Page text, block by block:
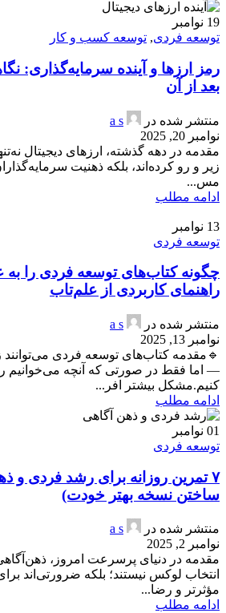
19 نوامبر
توسعه فردی, توسعه کسب و کار
بعد از آن
منتشر شده در
a s
نوامبر 20, 2025
مقدمه در دهه گذشته، ارزهای دیجیتال
زیر و رو کرده‌اند، بلکه ذهنیت سرمایه‌گذاران
مس...
ادامه مطلب
13 نوامبر
توسعه فردی
چگونه کتاب‌های توسعه فردی را به
راهنمای کاربردی از علم‌تاب
منتشر شده در
a s
نوامبر 13, 2025
🔹مقدمه کتاب‌های توسعه فردی می‌توانند
— اما فقط در صورتی که آنچه می‌خوانیم
کنیم.مشکل بیشتر افر...
ادامه مطلب
01 نوامبر
توسعه فردی
۷ تمرین روزانه برای رشد فردی و
ساختن نسخه بهتر خودت)
منتشر شده در
a s
نوامبر 2, 2025
مقدمه در دنیای پرسرعت امروز،
انتخاب لوکس نیستند؛ بلکه ضرورتی‌اند
مؤثرتر و رضا...
ادامه مطلب